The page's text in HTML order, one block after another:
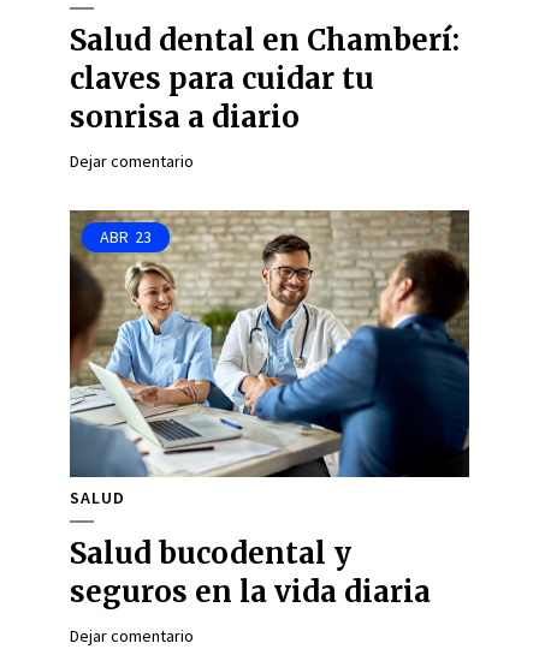
Salud dental en Chamberí:
claves para cuidar tu
sonrisa a diario
Dejar comentario
ABR 23
SALUD
Salud bucodental y
seguros en la vida diaria
Dejar comentario